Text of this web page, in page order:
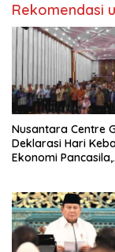
Rekomendasi
Nusantara Centre
Deklarasi Hari
Ekonomi Pancasila,
Penjajahan
Ekonomi Politik
Simposium
Undang-Undang